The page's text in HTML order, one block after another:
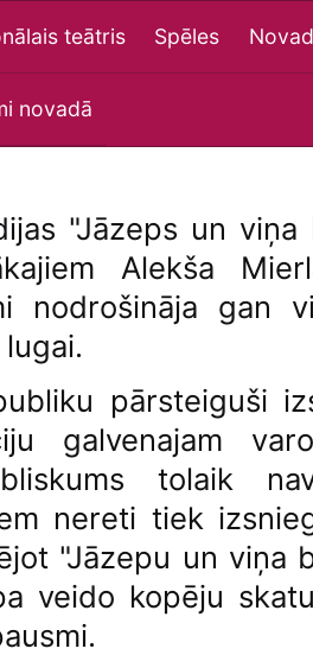
teātris Spēles
novadā
"Jāzeps un
Alekša
nodrošināja gan
pārsteiguši
galvenajam
tolaik
nereti tiek
"Jāzepu un viņa
veido kopēju